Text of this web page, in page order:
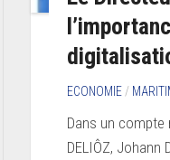
ECONOMIE /
Dans un compte
DELIÔZ, Johann